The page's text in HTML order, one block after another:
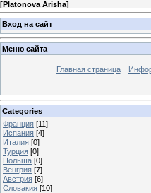
[Platonova Arisha]
Вход на сайт
Меню сайта
Главная страница
Categories
Франция [11]
Испания [4]
Италия [0]
Турция [0]
Польша [0]
Венгрия [7]
Австрия [6]
Словакия [10]